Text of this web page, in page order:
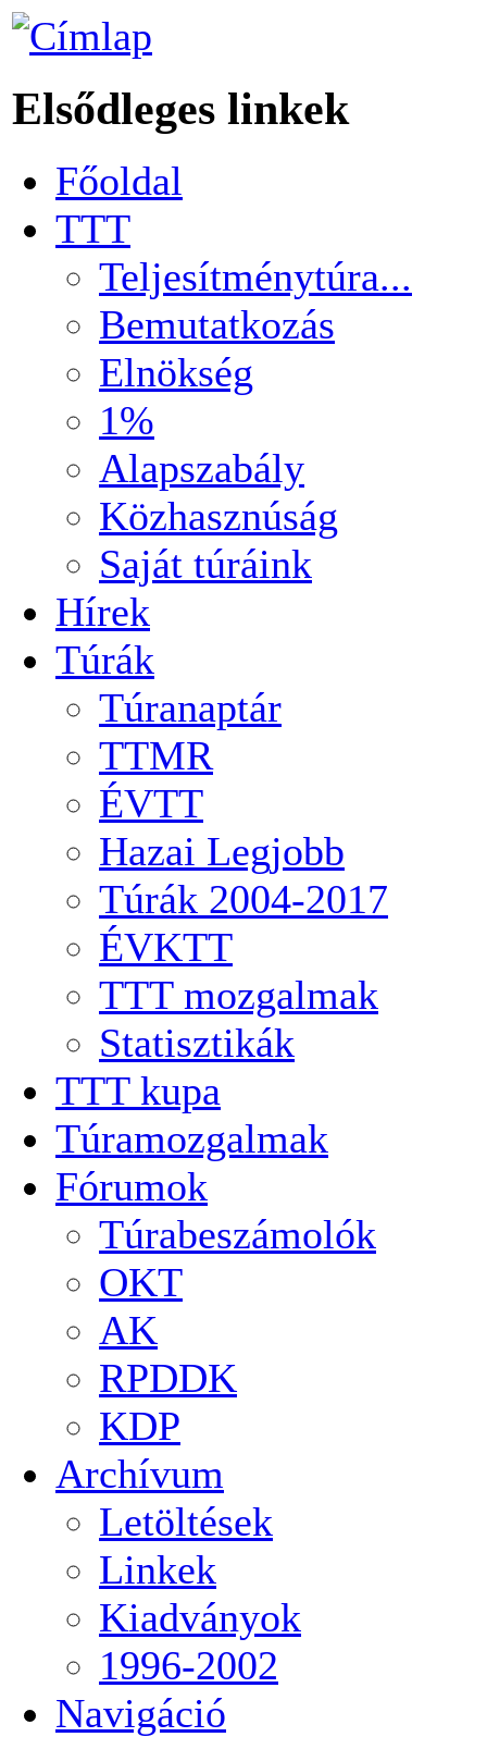
Elsődleges linkek
Főoldal
TTT
Teljesítménytúra...
Bemutatkozás
Elnökség
1%
Alapszabály
Közhasznúság
Saját túráink
Hírek
Túrák
Túranaptár
TTMR
ÉVTT
Hazai Legjobb
Túrák 2004-2017
ÉVKTT
TTT mozgalmak
Statisztikák
TTT kupa
Túramozgalmak
Fórumok
Túrabeszámolók
OKT
AK
RPDDK
KDP
Archívum
Letöltések
Linkek
Kiadványok
1996-2002
Navigáció